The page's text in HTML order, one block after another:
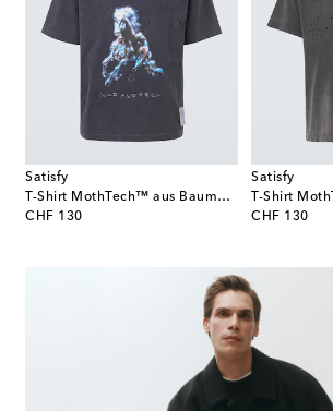
Satisfy
T-Shirt MothTech™ aus Baumwoll-Jersey
CHF 130
original price
Satisfy
CHF 130
original price